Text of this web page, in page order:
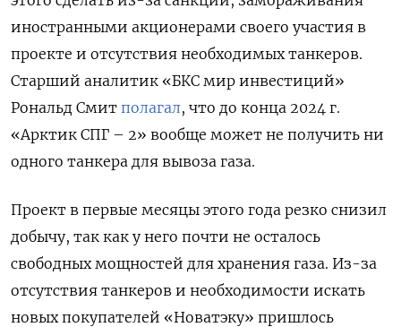
иностранными акционерами своего участия в
проекте и отсутствия необходимых танкеров.
Старший аналитик «БКС мир инвестиций»
Рональд Смит полагал, что до конца 2024 г.
«Арктик СПГ – 2» вообще может не получить ни
одного танкера для вывоза газа.
Проект в первые месяцы этого года резко снизил
добычу, так как у него почти не осталось
свободных мощностей для хранения газа. Из-за
отсутствия танкеров и необходимости искать
новых покупателей «Новатэку» пришлось